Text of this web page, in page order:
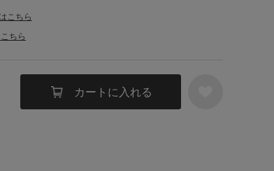
こちら
カートに入れる
ちら